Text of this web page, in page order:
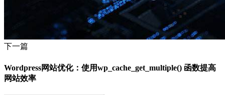
下一篇
Wordpress网站优化：使用wp_cache_get_multiple() 函数提高
网站效率